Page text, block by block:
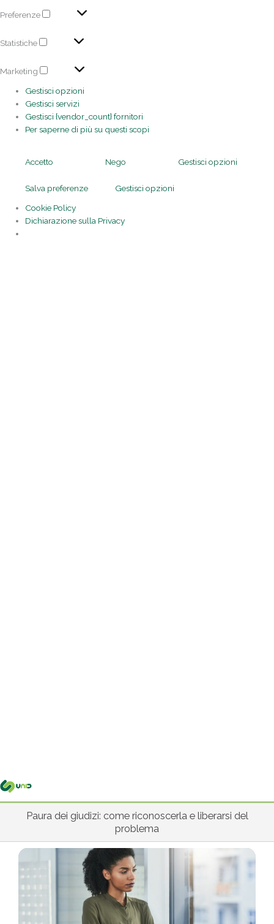
Preferenze
Statistiche
Marketing
Gestisci opzioni
Gestisci servizi
Gestisci {vendor_count} fornitori
Per saperne di più su questi scopi
Accetto Nego Gestisci opzioni
Salva preferenze
Gestisci opzioni
Cookie Policy
Dichiarazione sulla Privacy
Paura dei giudizi: come riconoscerla e liberarsi del
problema